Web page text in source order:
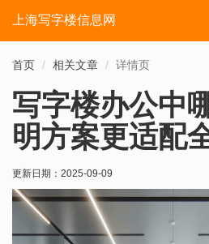
上海写字楼信息网
首页 相关文章 详情页
写字楼办公中
明方案更适配
更新日期： 2025-09-09